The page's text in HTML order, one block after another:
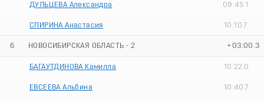
ДУЛЬЦЕВА Александра 09:45.1
СПИРИНА Анастасия 10:10.7
6 НОВОСИБИРСКАЯ ОБЛАСТЬ - 2 +03:00.3
БАГАУТДИНОВА Камилла 10:22.0
ЕВСЕЕВА Альбина 10:40.7